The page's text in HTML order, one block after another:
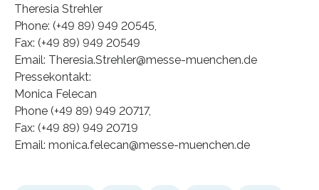
Theresia Strehler
Phone: (+49 89) 949 20545,
Fax: (+49 89) 949 20549
Email: Theresia.Strehler@messe-muenchen.de
Pressekontakt:
Monica Felecan
Phone (+49 89) 949 20717,
Fax: (+49 89) 949 20719
Email: monica.felecan@messe-muenchen.de